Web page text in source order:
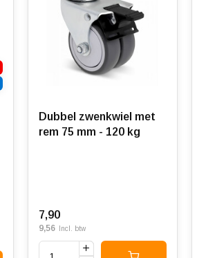
Dubbel zwenkwiel met
rem 75 mm - 120 kg
7,90
9,56 Incl. btw